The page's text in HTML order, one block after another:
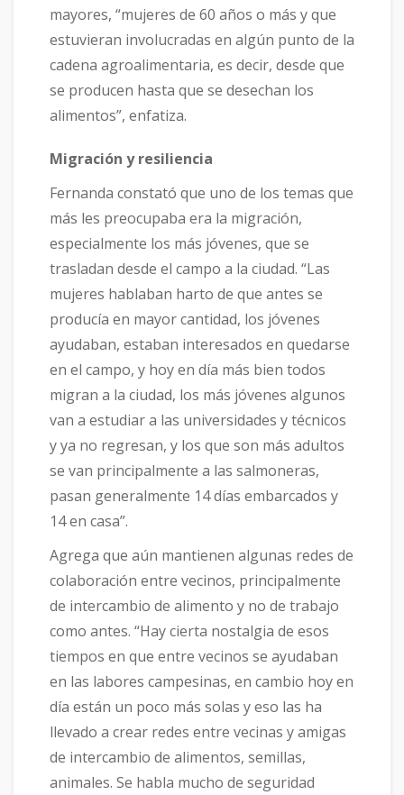
mayores, “mujeres de 60 años o más y que
estuvieran involucradas en algún punto de la
cadena agroalimentaria, es decir, desde que
se producen hasta que se desechan los
alimentos”, enfatiza.
Migración y resiliencia
Fernanda constató que uno de los temas que
más les preocupaba era la migración,
especialmente los más jóvenes, que se
trasladan desde el campo a la ciudad. “Las
mujeres hablaban harto de que antes se
producía en mayor cantidad, los jóvenes
ayudaban, estaban interesados en quedarse
en el campo, y hoy en día más bien todos
migran a la ciudad, los más jóvenes algunos
van a estudiar a las universidades y técnicos
y ya no regresan, y los que son más adultos
se van principalmente a las salmoneras,
pasan generalmente 14 días embarcados y
14 en casa”.
Agrega que aún mantienen algunas redes de
colaboración entre vecinos, principalmente
de intercambio de alimento y no de trabajo
como antes. “Hay cierta nostalgia de esos
tiempos en que entre vecinos se ayudaban
en las labores campesinas, en cambio hoy en
día están un poco más solas y eso las ha
llevado a crear redes entre vecinas y amigas
de intercambio de alimentos, semillas,
animales. Se habla mucho de seguridad